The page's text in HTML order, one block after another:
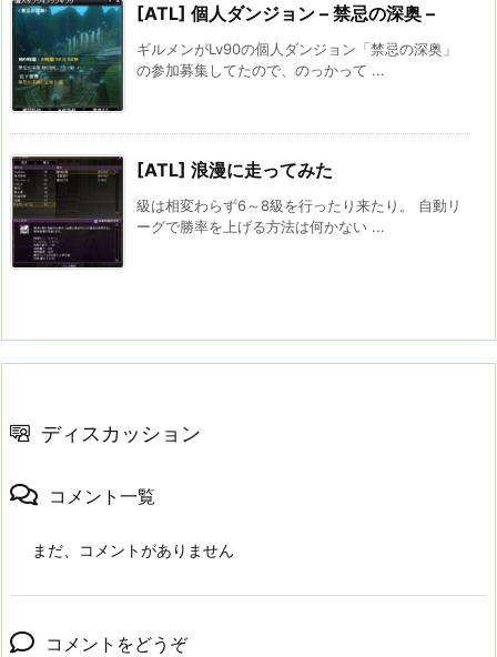
[ATL] 個人ダンジョン – 禁忌の深奥 –
ギルメンがLv90の個人ダンジョン「禁忌の深奥」
の参加募集してたので、のっかって ...
[ATL] 浪漫に走ってみた
級は相変わらず6～8級を行ったり来たり。 自動リ
ーグで勝率を上げる方法は何かない ...
ディスカッション
コメント一覧
まだ、コメントがありません
コメントをどうぞ